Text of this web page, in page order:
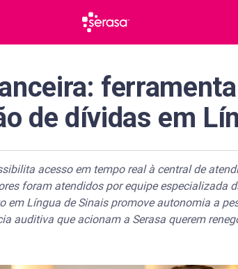
de dívidas em
acesso em tempo real à central de
foram atendidos por equipe especializada
em Língua de Sinais promove autonomia a
auditiva que acionam a Serasa querem